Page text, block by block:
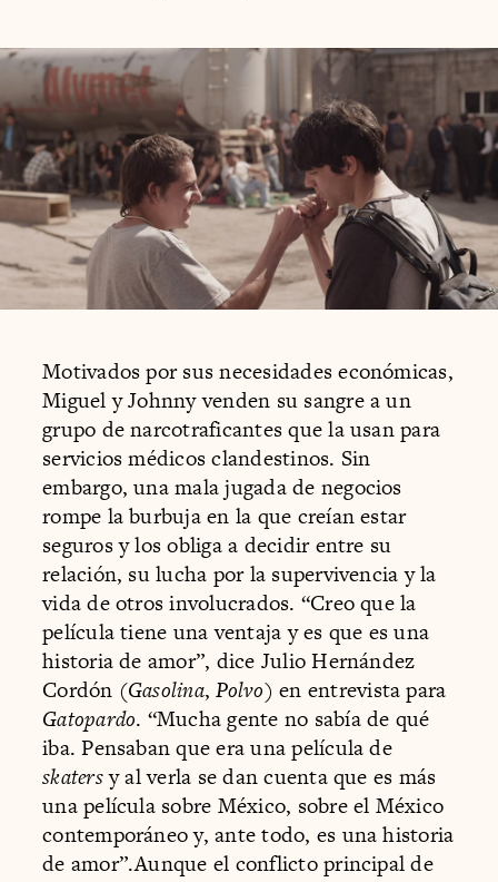
Motivados por sus necesidades económicas,
Miguel y Johnny venden su sangre a un
grupo de narcotraficantes que la usan para
servicios médicos clandestinos. Sin
embargo, una mala jugada de negocios
rompe la burbuja en la que creían estar
seguros y los obliga a decidir entre su
relación, su lucha por la supervivencia y la
vida de otros involucrados. “Creo que la
película tiene una ventaja y es que es una
historia de amor”, dice Julio Hernández
Cordón (Gasolina,Polvo) en entrevista para
Gatopardo. “Mucha gente no sabía de qué
iba. Pensaban que era una película de
skatersy al verla se dan cuenta que es más
una película sobre México, sobre el México
contemporáneo y, ante todo, es una historia
de amor”.Aunque el conflicto principal de